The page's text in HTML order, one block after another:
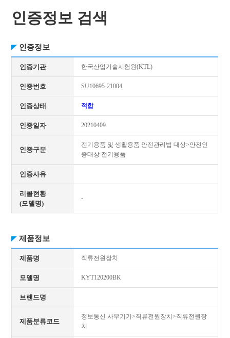
인증정보 검색
인증정보
인증기관 한국산업기술시험원(KTL)
인증번호 SU10695-21004
인증상태 적합
인증일자 20210409
인증구분
전기용품 및 생활용품 안전관리법 대상>안전인
증대상 전기용품
인증사유
리콜현황
(모델명)
-
제품정보
제품명 직류전원장치
모델명 KYT120200BK
브랜드명
제품분류코드
정보통신 사무기기>직류전원장치>직류전원장
치